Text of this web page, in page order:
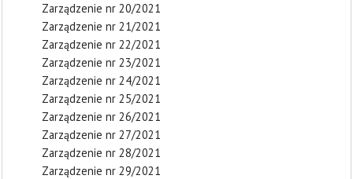
Zarządzenie nr 20/2021
Zarządzenie nr 21/2021
Zarządzenie nr 22/2021
Zarządzenie nr 23/2021
Zarządzenie nr 24/2021
Zarządzenie nr 25/2021
Zarządzenie nr 26/2021
Zarządzenie nr 27/2021
Zarządzenie nr 28/2021
Zarządzenie nr 29/2021